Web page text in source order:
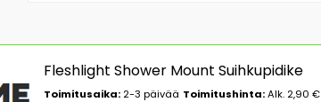
Fleshlight Shower Mount Suihkupidike
Toimitusaika: 2-3 päivää Toimitushinta:Alk. 2,90 €